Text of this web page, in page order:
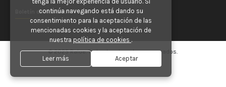
Boletín de noticias
© 2025 Raloe. Todos los derechos reservados.
continúa navegando está dando su
consentimiento para la aceptación de las
mencionadas cookies y la aceptación de
nuestra política de cookies .
Leer más Aceptar